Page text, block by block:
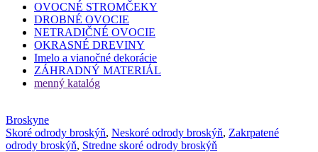
OVOCNÉ STROMČEKY
DROBNÉ OVOCIE
NETRADIČNÉ OVOCIE
OKRASNÉ DREVINY
Imelo a vianočné dekorácie
ZÁHRADNÝ MATERIÁL
menný katalóg
Broskyne
Skoré odrody broskýň, Neskoré odrody broskýň, Zakrpatené
odrody broskýň, Stredne skoré odrody broskýň